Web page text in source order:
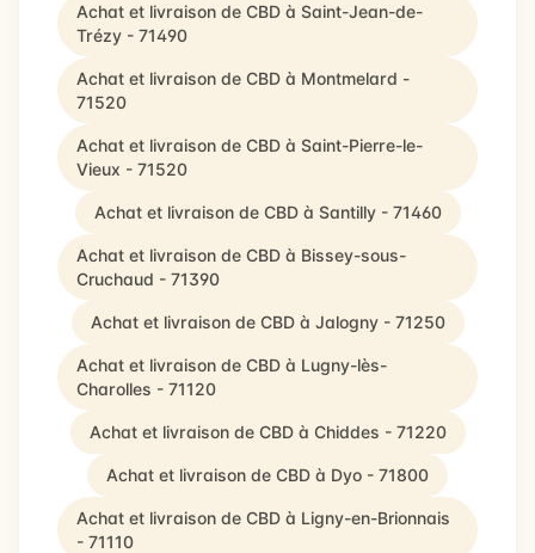
Achat et livraison de CBD à Saint-Jean-de-
Trézy - 71490
Achat et livraison de CBD à Montmelard -
71520
Achat et livraison de CBD à Saint-Pierre-le-
Vieux - 71520
Achat et livraison de CBD à Santilly - 71460
Achat et livraison de CBD à Bissey-sous-
Cruchaud - 71390
Achat et livraison de CBD à Jalogny - 71250
Achat et livraison de CBD à Lugny-lès-
Charolles - 71120
Achat et livraison de CBD à Chiddes - 71220
Achat et livraison de CBD à Dyo - 71800
Achat et livraison de CBD à Ligny-en-Brionnais
- 71110